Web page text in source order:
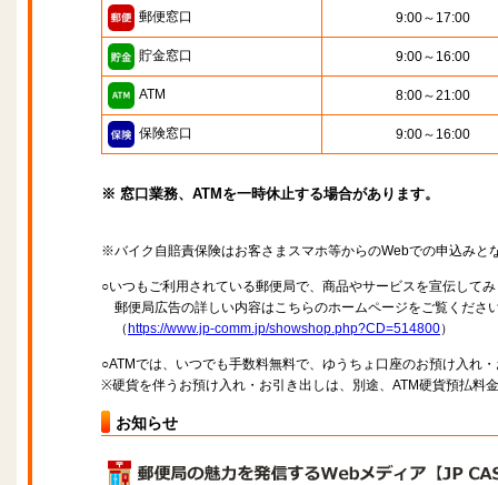
郵便窓口 9:00～17:00
貯金窓口 9:00～16:00
ATM 8:00～21:00
保険窓口 9:00～16:00
※ 窓口業務、ATMを一時休止する場合があります。
※バイク自賠責保険はお客さまスマホ等からのWebでの申込みと
○いつもご利用されている郵便局で、商品やサービスを宣伝して
郵便局広告の詳しい内容はこちらのホームページをご覧くださ
（ https://www.jp-comm.jp/showshop.php?CD=514800）
○ATMでは、いつでも手数料無料で、ゆうちょ口座のお預け入れ
※硬貨を伴うお預け入れ・お引き出しは、別途、ATM硬貨預払料
お知らせ